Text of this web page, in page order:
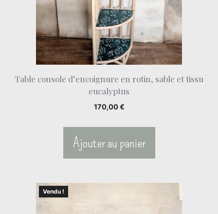
Table console d’encoignure en rotin, sable et tissu
eucalyptus
170,00€
Ajouter au panier
Vendu !